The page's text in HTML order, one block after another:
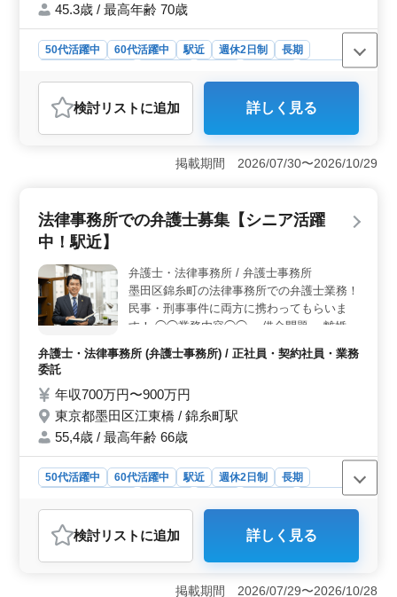
45.3歳 / 最高年齢 70歳
50代活躍中 60代活躍中 駅近 週休2日制
長期
業務委託
おすすめポイント
＜業務内容の魅力＞ この事務所では、特許業務に特化
したサービスを行っております。スタートアップ支援や
消費者事件など多岐にわたる業務に携われます。経験を
す。週休2日制で、土日祝日が休みです。さらに、夏季休
業や年末年始の休暇も充実しており、プライベートとの
完備されています。個人受任が可能で、弁護士費用も事
務所が負担するため安心です。
検討リスト に追加 詳しく見る
掲載期間 2026/07/30〜2026/10/29
法律事務所での弁護士募集【シニア活躍
中！駅近】
弁護士・法律事務所 / 弁護士事務所
墨田区錦糸町の法律事務所での弁護士業務！
民事・刑事事件に両方に携わってもらいま
す！ ◯◯業務内容◯◯ ・借金問題 ・離婚
交通事故 ・労働問題 ・刑事事件 ・少年事件
業少なめ ・アットホームな職場環境 ・週休
二日 みなさんの経験を存分に発揮してくだ
さい！ 中高年の方絶賛活躍中です！ 皆様の
弁護士・法律事務所 (弁護士事務所) / 正社員・契約社員・業務
委託
年収700万円〜900万円
東京都墨田区江東橋 / 錦糸町駅
55,4歳 / 最高年齢 66歳
50代活躍中 60代活躍中 駅近 週休2日制
長期
業務委託
おすすめポイント
＜職場環境＞ 錦糸町駅から徒歩圏内の法律事務所で
す。残業が少なく、週休二日制で仕事とプライベートの
検討リスト に追加 詳しく見る
掲載期間 2026/07/29〜2026/10/28